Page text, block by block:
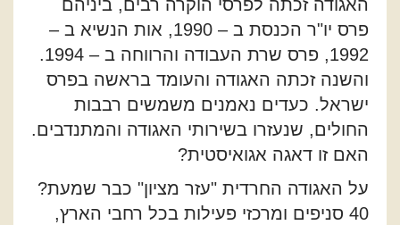
האגודה זכתה לפרסי הוקרה רבים, ביניהם
פרס יו"ר הכנסת ב – 1990, אות הנשיא ב –
1992, פרס שרת העבודה והרווחה ב – 1994.
והשנה זכתה האגודה והעומד בראשה בפרס
ישראל. כעדים נאמנים משמשים רבבות
החולים, שנעזרו בשירותי האגודה והמתנדבים.
האם זו דאגה אגואיסטית?
על האגודה החרדית "עזר מציון" כבר שמעת?
40 סניפים ומרכזי פעילות בכל רחבי הארץ,